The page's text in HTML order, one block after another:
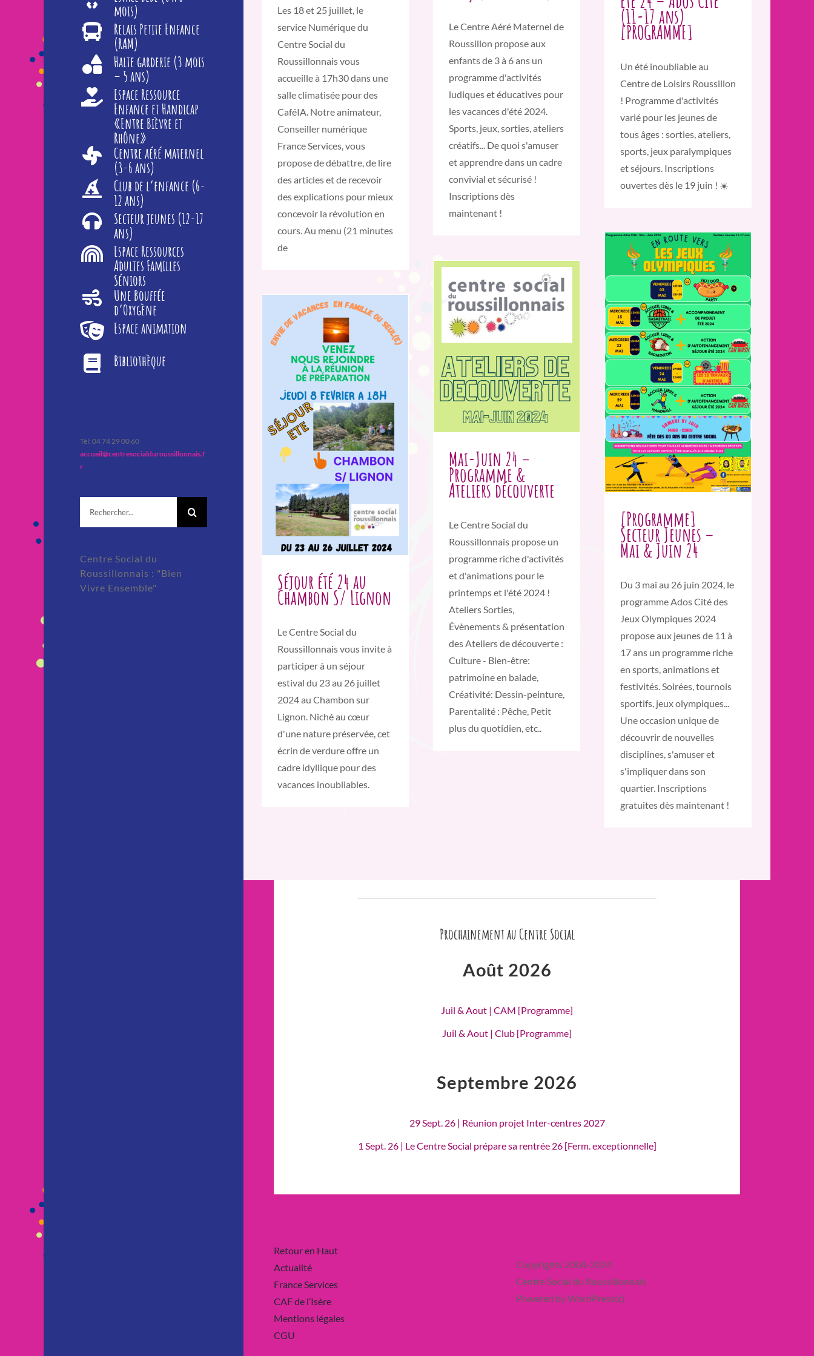
mois)
Relais Petite Enfance
(RAM)
Halte garderie (3 mois
– 5 ans)
Espace Ressource
Enfance et Handicap
«Entre Bièvre et
Rhône»
Centre aéré maternel
(3-6 ans)
Club de l’enfance (6-
12 ans)
Secteur jeunes (12-17
ans)
Espace Ressources
Adultes Familles
Séniors
Une Bouffée
d’Oxygène
Espace animation
Bibliothèque
Tèl: 04 74 29 00 60
accueil@centresocialduroussillonnais.f
r
Centre Social du
Roussillonnais : "Bien
Vivre Ensemble"
Les 18 et 25 juillet, le
service Numérique du
Centre Social du
Roussillonnais vous
accueille à 17h30 dans une
salle climatisée pour des
CaféIA. Notre animateur,
Conseiller numérique
France Services, vous
propose de débattre, de lire
des articles et de recevoir
des explications pour mieux
concevoir la révolution en
cours. Au menu (21 minutes
de
Le Centre Aéré Maternel de
Roussillon propose aux
enfants de 3 à 6 ans un
programme d'activités
ludiques et éducatives pour
les vacances d'été 2024.
Sports, jeux, sorties, ateliers
créatifs... De quoi s'amuser
et apprendre dans un cadre
convivial et sécurisé !
Inscriptions dès
maintenant !
(11-17 ans)
[PROGRAMME]
Un été inoubliable au
Centre de Loisirs Roussillon
! Programme d'activités
varié pour les jeunes de
tous âges : sorties, ateliers,
sports, jeux paralympiques
et séjours. Inscriptions
ouvertes dès le 19 juin ! ☀️
[Programme]
Secteur Jeunes –
Mai & Juin 24
Du 3 mai au 26 juin 2024, le
programme Ados Cité des
Jeux Olympiques 2024
propose aux jeunes de 11 à
17 ans un programme riche
en sports, animations et
festivités. Soirées, tournois
sportifs, jeux olympiques...
Une occasion unique de
découvrir de nouvelles
disciplines, s'amuser et
s'impliquer dans son
quartier. Inscriptions
gratuites dès maintenant !
Mai-Juin 24 –
Programme &
Ateliers découverte
Le Centre Social du
Roussillonnais propose un
programme riche d'activités
et d'animations pour le
printemps et l'été 2024 !
Ateliers Sorties,
Évènements & présentation
des Ateliers de découverte :
Culture - Bien-être:
patrimoine en balade,
Créativité: Dessin-peinture,
Parentalité : Pêche, Petit
plus du quotidien, etc..
Séjour été 24 au
Chambon S/ Lignon
Le Centre Social du
Roussillonnais vous invite à
participer à un séjour
estival du 23 au 26 juillet
2024 au Chambon sur
Lignon. Niché au cœur
d'une nature préservée, cet
écrin de verdure offre un
cadre idyllique pour des
vacances inoubliables.
Prochainement au Centre Social
Août 2026
Juil & Aout | CAM [Programme]
Juil & Aout | Club [Programme]
Septembre 2026
29 Sept. 26 | Réunion projet Inter-centres 2027
1 Sept. 26 | Le Centre Social prépare sa rentrée 26 [Ferm. exceptionnelle]
Retour en Haut
Actualité
France Services
CAF de l’Isère
Mentions légales
CGU
Copyrights 2004-2024
Centre Social du Roussillonnais
Powered by WordPress(c)